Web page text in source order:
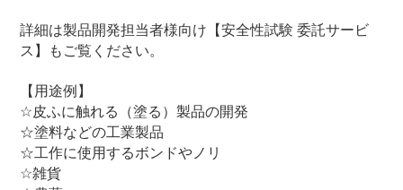
詳細は製品開発担当者様向け【安全性試験 委託サービ
ス】もご覧ください。
【用途例】
☆皮ふに触れる（塗る）製品の開発
☆塗料などの工業製品
☆工作に使用するボンドやノリ
☆雑貨